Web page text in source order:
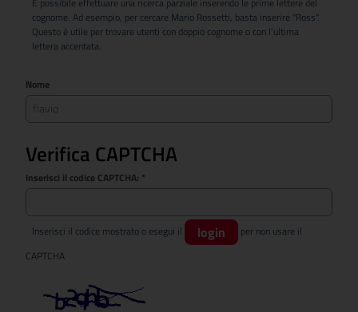
È possibile effettuare una ricerca parziale inserendo le prime lettere del
cognome. Ad esempio, per cercare Mario Rossetti, basta inserire "Ross".
Questo è utile per trovare utenti con doppio cognome o con l'ultima
lettera accentata.
Nome
Verifica CAPTCHA
Inserisci il codice CAPTCHA: *
Inserisci il codice mostrato o esegui il login
per non usare il
CAPTCHA